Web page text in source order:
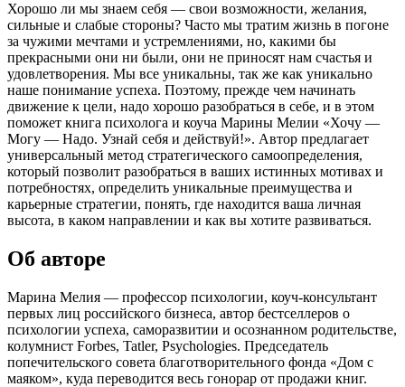
Хорошо ли мы знаем себя — свои возможности, желания,
сильные и слабые стороны? Часто мы тратим жизнь в погоне
за чужими мечтами и устремлениями, но, какими бы
прекрасными они ни были, они не приносят нам счастья и
удовлетворения. Мы все уникальны, так же как уникально
наше понимание успеха. Поэтому, прежде чем начинать
движение к цели, надо хорошо разобраться в себе, и в этом
поможет книга психолога и коуча Марины Мелии «Хочу —
Mогу — Надо. Узнай себя и действуй!». Автор предлагает
универсальный метод стратегического самоопределения,
который позволит разобраться в ваших истинных мотивах и
потребностях, определить уникальные преимущества и
карьерные стратегии, понять, где находится ваша личная
высота, в каком направлении и как вы хотите развиваться.
Об авторе
Марина Мелия — профессор психологии, коуч-консультант
первых лиц российского бизнеса, автор бестселлеров о
психологии успеха, саморазвитии и осознанном родительстве,
колумнист Forbes, Tatler, Psychologies. Председатель
попечительского совета благотворительного фонда «Дом с
маяком», куда переводится весь гонорар от продажи книг.